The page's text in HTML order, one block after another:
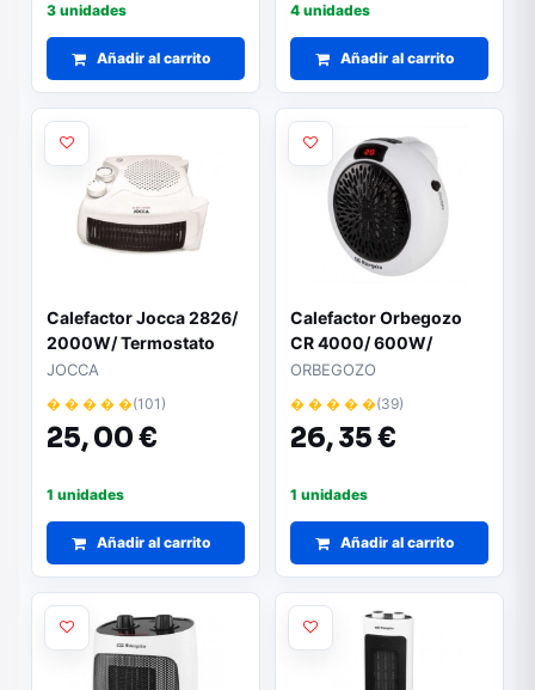
3 unidades
Añadir al carrito
4 unidades
Añadir al carrito
Calefactor Jocca 2826/
2000W/ Termostato
Regulable
JOCCA
� � � � �(101)
25,00 €
1 unidades
Añadir al carrito
Calefactor Orbegozo
CR 4000/ 600W/
Termostato Regulable
ORBEGOZO
� � � � �(39)
26,35 €
1 unidades
Añadir al carrito